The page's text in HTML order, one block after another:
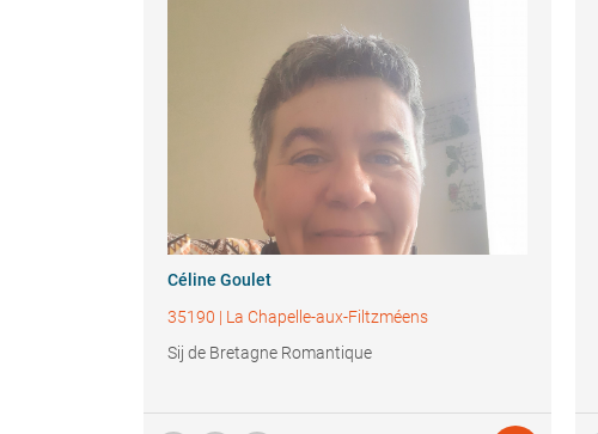
Céline Goulet
35190 | La Chapelle-aux-Filtzméens
Sij de Bretagne Romantique